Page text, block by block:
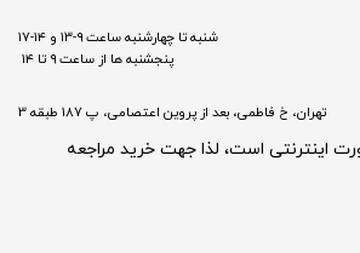
شنبه تا چهارشنبه ساعت ۹-۱۳ و ۱۴-۱۷
پنجشنبه ها از ساعت ۹ تا ۱۴
تهران، خ فاطمی، بعد از پروین اعتصامی، پ 187 طبقه 3
اینترنتی است، لذا جهت خرید مراجعه